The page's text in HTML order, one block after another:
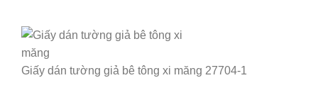
Giấy dán tường giả bê tông xi măng 27704-1